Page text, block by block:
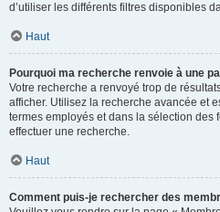
d’utiliser les différents filtres disponibles
Haut
Pourquoi ma recherche renvoie à une
Votre recherche a renvoyé trop de
afficher. Utilisez la recherche avancée et
termes employés et dans la sélection
effectuer une recherche.
Haut
Comment puis-je rechercher des